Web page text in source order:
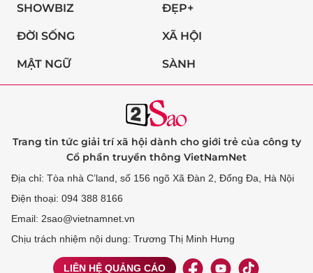
SHOWBIZ ĐẸP+
ĐỜI SỐNG XÃ HỘI
MẬT NGỮ SÀNH
Trang tin tức giải trí xã hội dành cho giới trẻ của công ty
Cổ phần truyền thông VietNamNet
Địa chỉ: Tòa nhà C’land, số 156 ngõ Xã Đàn 2, Đống Đa, Hà Nội
Điện thoại: 094 388 8166
Email: 2sao@vietnamnet.vn
Chịu trách nhiệm nội dung: Trương Thị Minh Hưng
LIÊN HỆ QUẢNG CÁO